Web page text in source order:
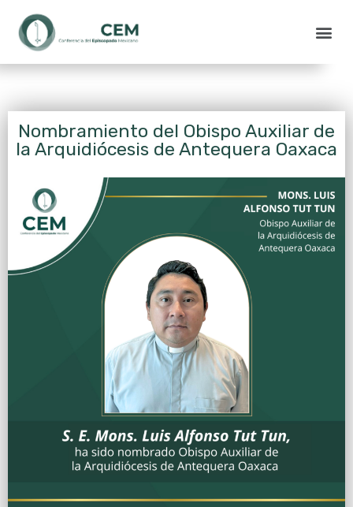
Nombramiento del Obispo Auxiliar de
la Arquidiócesis de Antequera Oaxaca